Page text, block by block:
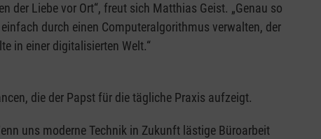
der Liebe vor Ort“, freut sich Matthias Geist. „Genau so
durch einen Computeralgorithmus verwalten, der
in einer digitalisierten Welt.“
die der Papst für die tägliche Praxis aufzeigt.
uns moderne Technik in Zukunft lästige Büroarbeit